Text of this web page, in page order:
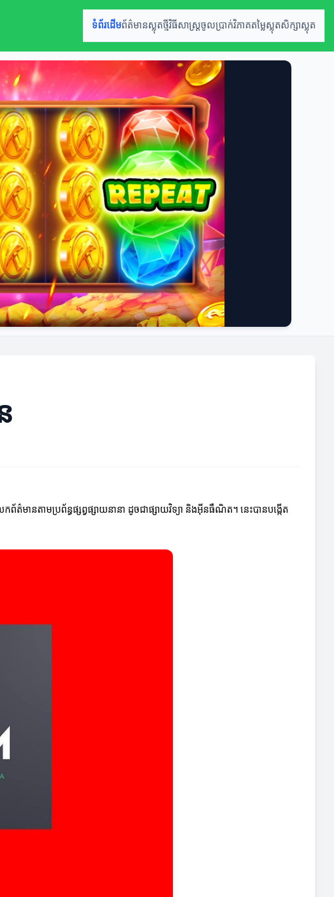
ទំព័រដើមព័ត៌មានស្លុតថ្មីវិធីសាស្ត្រចូលប្រាក់វិភាគតម្លៃស្លុតសិក្សាស្លុត
កព័ត៌មានតាមប្រព័ន្ធផ្សព្វផ្សាយនានា ដូចជាផ្សាយវិទ្យា និងអ៊ីនធឺណិត។ នេះបានបង្កើត